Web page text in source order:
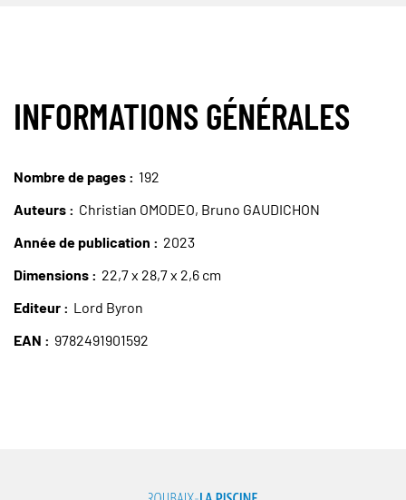
INFORMATIONS GÉNÉRALES
Nombre de pages
192
Auteurs
Christian OMODEO, Bruno GAUDICHON
Année de publication
2023
Dimensions
22,7 x 28,7 x 2,6 cm
Editeur
Lord Byron
EAN
9782491901592